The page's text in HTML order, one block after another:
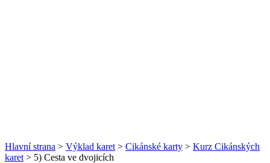
Hlavní strana > Výklad karet > Cikánské karty > Kurz Cikánských
karet > 5) Cesta ve dvojicích